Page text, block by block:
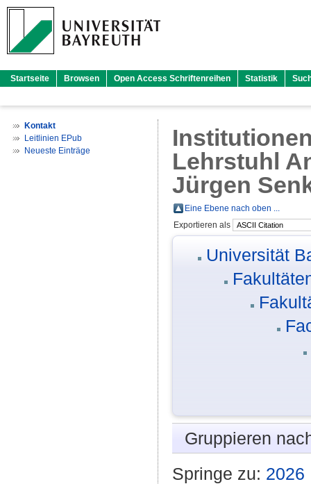
Startseite Browsen Open Access Schriftenreihen Statistik
Kontakt
Leitlinien EPub
Neueste Einträge
Lehrstuhl
Jürgen
Eine Ebene nach oben ...
Exportieren als
Universität
Gruppieren
Springe zu: 2026